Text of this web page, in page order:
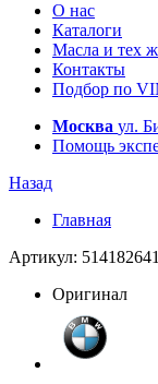
О нас
Каталоги
Масла и тех
Контакты
Подбор по
Москва ул.
Помощь
Назад
Главная
Артикул:
Оригинал